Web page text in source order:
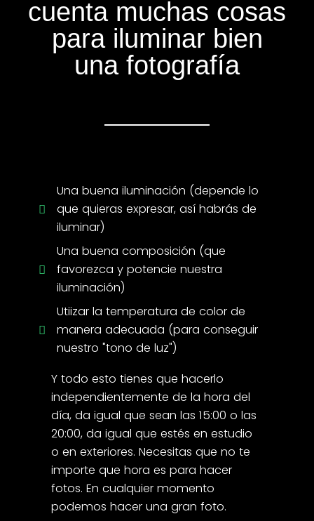
cuenta muchas cosas
para iluminar bien
una fotografía
Una buena iluminación (depende lo
que quieras expresar, así habrás de
iluminar)
Una buena composición (que
favorezca y potencie nuestra
iluminación)
Utiizar la temperatura de color de
manera adecuada (para conseguir
nuestro "tono de luz")
Y todo esto tienes que hacerlo
independientemente de la hora del
día, da igual que sean las 15:00 o las
20:00, da igual que estés en estudio
o en exteriores. Necesitas que no te
importe que hora es para hacer
fotos. En cualquier momento
podemos hacer una gran foto.